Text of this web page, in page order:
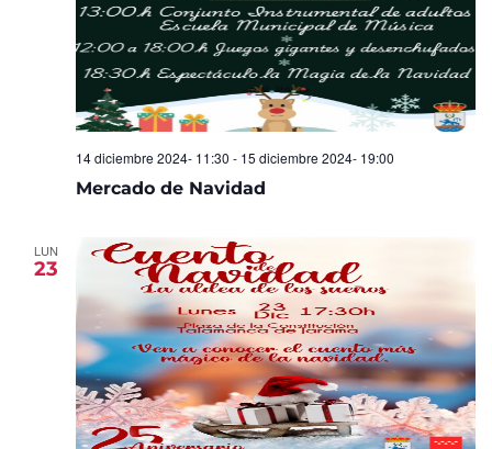
Mercado de Navidad
14 diciembre 2024- 11:30 - 15 diciembre 2024- 19:00
LUN
23